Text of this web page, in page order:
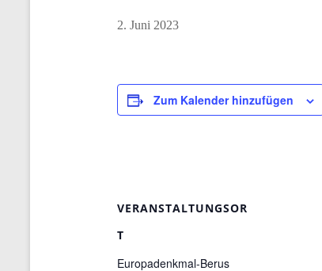
2. Juni 2023
Zum Kalender hinzufügen
VERANSTALTUNGSOR
T
Europadenkmal-Berus